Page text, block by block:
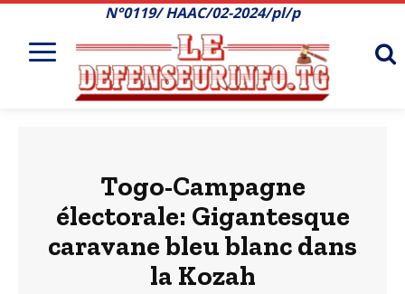
N°0119/ HAAC/02-2024/pl/p
Togo-Campagne
électorale: Gigantesque
caravane bleu blanc dans
la Kozah